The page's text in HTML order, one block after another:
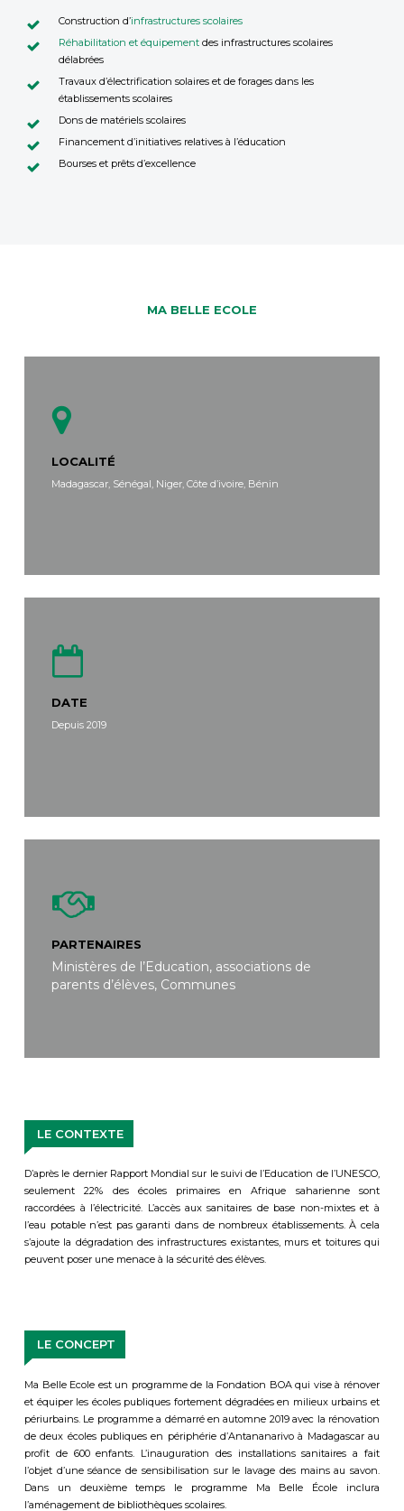
Construction d’infrastructures scolaires
Réhabilitation et équipement des infrastructures scolaires
délabrées
Travaux d’électrification solaires et de forages dans les
établissements scolaires
Dons de matériels scolaires
Financement d’initiatives relatives à l’éducation
Bourses et prêts d’excellence
MA BELLE ECOLE
LOCALITÉ
Madagascar, Sénégal, Niger, Côte d’ivoire, Bénin
DATE
Depuis 2019
PARTENAIRES
Ministères de l’Education, associations de
parents d’élèves, Communes
LE CONTEXTE
D’après le dernier Rapport Mondial sur le suivi de l’Education de l’UNESCO,
seulement 22% des écoles primaires en Afrique saharienne sont
raccordées à l’électricité. L’accès aux sanitaires de base non-mixtes et à
l’eau potable n’est pas garanti dans de nombreux établissements. À cela
s’ajoute la dégradation des infrastructures existantes, murs et toitures qui
peuvent poser une menace à la sécurité des élèves.
LE CONCEPT
Ma Belle Ecole est un programme de la Fondation BOA qui vise à rénover
et équiper les écoles publiques fortement dégradées en milieux urbains et
périurbains. Le programme a démarré en automne 2019 avec la rénovation
de deux écoles publiques en périphérie d’Antananarivo à Madagascar au
profit de 600 enfants. L’inauguration des installations sanitaires a fait
l’objet d’une séance de sensibilisation sur le lavage des mains au savon.
Dans un deuxième temps le programme Ma Belle École inclura
l’aménagement de bibliothèques scolaires.